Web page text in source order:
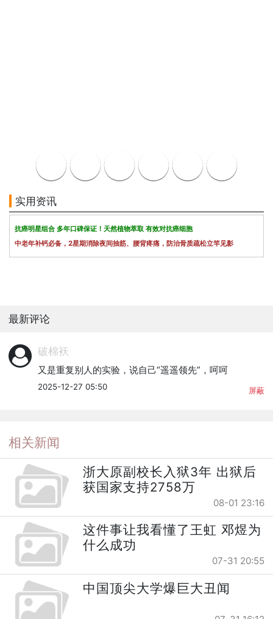
实用资讯
抗癌明星组合 多年口碑保证！天然植物萃取 有效对抗癌细胞
中老年补钙必备，2星期消除夜间抽筋、腰背疼痛，防治骨质疏松立竿见影
最新评论
破棉袄
又是重复别人的实验，说自己“遥遥领先”，呵呵
2025-12-27 05:50 屏蔽
相关新闻
浙大原副校长入狱3年 出狱后
获国家支持2758万
08-01 23:16
这件事让我看懂了王虹 邓煜为
什么成功
07-31 20:55
中国顶尖大学爆巨大丑闻